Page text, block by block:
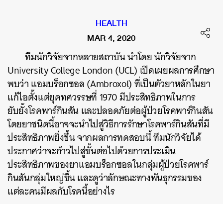
HEALTH
MAR 4, 2020
ทีมนักวิจัยจากหลายสถาบันนำโดยนักวิจัยจาก
University College London (UCL) เปิดเผยผลการศึกษา
พบว่าแอมบร็อกซอล(Ambroxol)ที่เป็นตัวยาหลักในยา
แก้ไอตั้งแต่ยุคทศวรรษที่ 1970มีประสิทธิภาพในการ
ยับยั้งโรคพาร์กินสันและปลอดภัยต่อผู้ป่วยโรคพาร์กินสัน
โดยยาชนิดนี้อาจจะนำไปสู่วิธีการรักษาโรคพาร์กินสันที่มี
ประสิทธิภาพยิ่งขึ้นจากผลการทดสอบนี้ทีมนักวิจัยได้
ประกาศว่าจะก้าวไปสู่ขั้นต่อไปด้วยการประเมิน
ประสิทธิภาพของยาแอมบร็อกซอลในกลุ่มผู้ป่วยโรคพาร์
กินสันกลุ่มใหญ่ขึ้นและดูว่าลักษณะทางพันธุกรรมของ
แต่ละคนมีผลกับโรคนี้อย่างไร